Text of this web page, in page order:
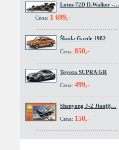
Lotus 72D D.Walker -…
Cena: 1 699,-
Škoda Garde 1982
Cena: 850,-
Toyota SUPRA GR
Cena: 499,-
Shenyang J-2 Jianjij…
Cena: 150,-